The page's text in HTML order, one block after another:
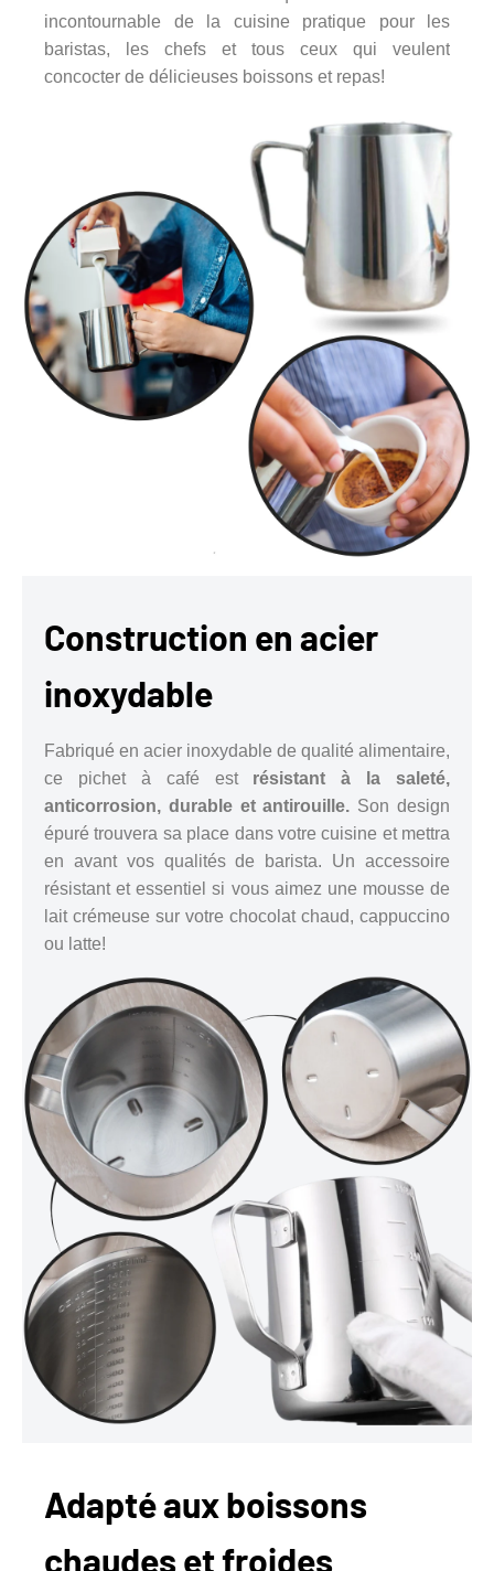
incontournable de la cuisine pratique pour les
baristas, les chefs et tous ceux qui veulent
concocter de délicieuses boissons et repas!
Construction en acier
inoxydable
Fabriqué en acier inoxydable de qualité alimentaire,
ce pichet à café est résistant à la saleté,
anticorrosion, durable et antirouille. Son design
épuré trouvera sa place dans votre cuisine et mettra
en avant vos qualités de barista. Un accessoire
résistant et essentiel si vous aimez une mousse de
lait crémeuse sur votre chocolat chaud, cappuccino
ou latte!
Adapté aux boissons
chaudes et froides